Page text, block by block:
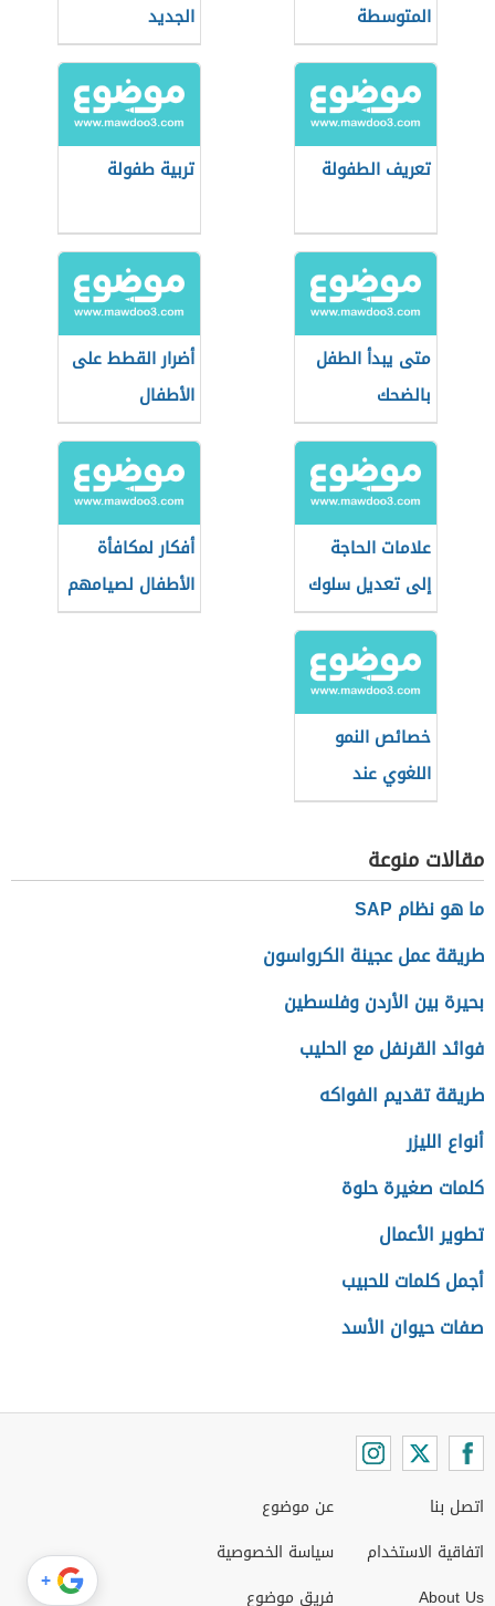
المتوسطة
الجديد
تعريف الطفولة تربية طفولة
متى يبدأ الطفل
بالضحك
أضرار القطط على
الأطفال
علامات الحاجة
إلى تعديل سلوك
الطفل
أفكار لمكافأة
الأطفال لصيامهم
رمضان
خصائص النمو
اللغوي عند
الأطفال
مقالات منوعة
ما هو نظام SAP
طريقة عمل عجينة الكرواسون
بحيرة بين الأردن وفلسطين
فوائد القرنفل مع الحليب
طريقة تقديم الفواكه
أنواع الليزر
كلمات صغيرة حلوة
تطوير الأعمال
أجمل كلمات للحبيب
صفات حيوان الأسد
اتصل بنا
اتفاقية الاستخدام
About Us
عن موضوع
سياسة الخصوصية
فريق موضوع
+